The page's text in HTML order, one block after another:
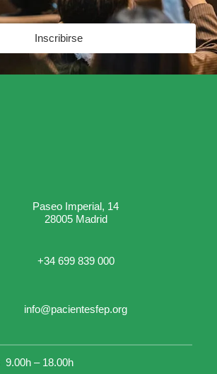
Inscribirse
Paseo Imperial, 14
28005 Madrid
+34 699 839 000
info@pacientesfep.org
9.00h – 18.00h